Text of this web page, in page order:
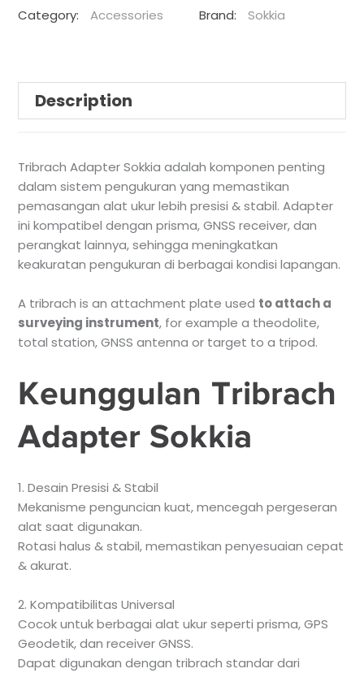
Category: Accessories Brand: Sokkia
Description
Tribrach Adapter Sokkia adalah komponen penting
dalam sistem pengukuran yang memastikan
pemasangan alat ukur lebih presisi & stabil. Adapter
ini kompatibel dengan prisma, GNSS receiver, dan
perangkat lainnya, sehingga meningkatkan
keakuratan pengukuran di berbagai kondisi lapangan.
A tribrach is an attachment plate used to attach a
surveying instrument, for example a theodolite,
total station, GNSS antenna or target to a tripod.
Keunggulan Tribrach
Adapter Sokkia
1. Desain Presisi & Stabil
Mekanisme penguncian kuat, mencegah pergeseran
alat saat digunakan.
Rotasi halus & stabil, memastikan penyesuaian cepat
& akurat.
2. Kompatibilitas Universal
Cocok untuk berbagai alat ukur seperti prisma, GPS
Geodetik, dan receiver GNSS.
Dapat digunakan dengan tribrach standar dari